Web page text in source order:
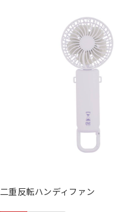
二重反転ハンディファン